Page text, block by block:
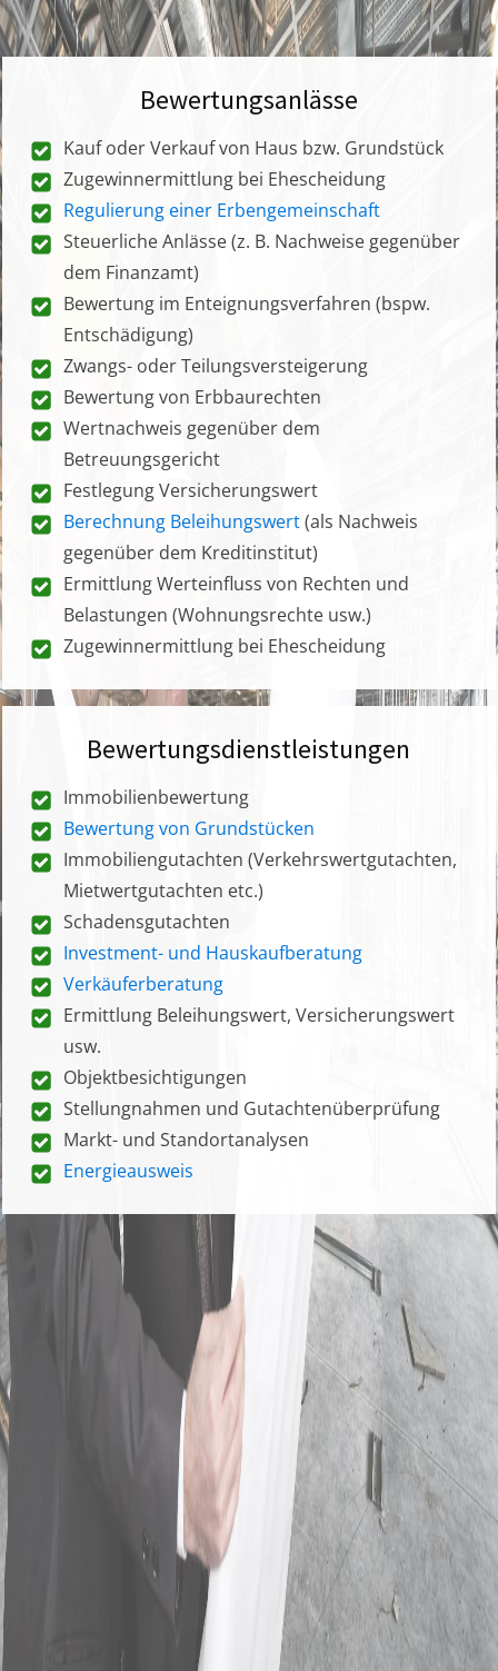
Bewertungsanlässe
Kauf oder Verkauf von Haus bzw. Grundstück
Zugewinnermittlung bei Ehescheidung
Regulierung einer Erbengemeinschaft
Steuerliche Anlässe (z. B. Nachweise gegenüber
dem Finanzamt)
Bewertung im Enteignungsverfahren (bspw.
Entschädigung)
Zwangs- oder Teilungsversteigerung
Bewertung von Erbbaurechten
Wertnachweis gegenüber dem
Betreuungsgericht
Festlegung Versicherungswert
Berechnung Beleihungswert(als Nachweis
gegenüber dem Kreditinstitut)
Ermittlung Werteinfluss von Rechten und
Belastungen (Wohnungsrechte usw.)
Zugewinnermittlung bei Ehescheidung
Bewertungsdienstleistungen
Immobilienbewertung
Bewertung von Grundstücken
Immobiliengutachten (Verkehrswertgutachten,
Mietwertgutachten etc.)
Schadensgutachten
Investment- und Hauskaufberatung
Verkäuferberatung
Ermittlung Beleihungswert, Versicherungswert
usw.
Objektbesichtigungen
Stellungnahmen und Gutachtenüberprüfung
Markt- und Standortanalysen
Energieausweis